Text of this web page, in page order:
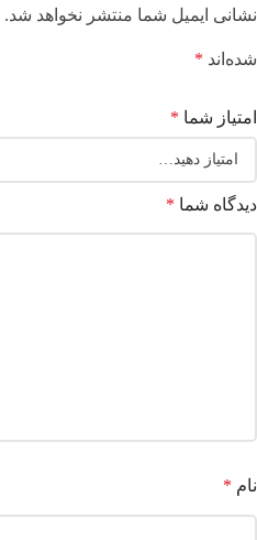
نشانی ایمیل شما منتشر نخواهد شد.
شده‌اند *
امتیاز شما *
دیدگاه شما *
نام *